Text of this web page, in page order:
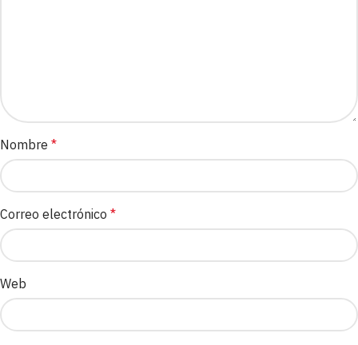
Nombre *
Correo electrónico *
Web